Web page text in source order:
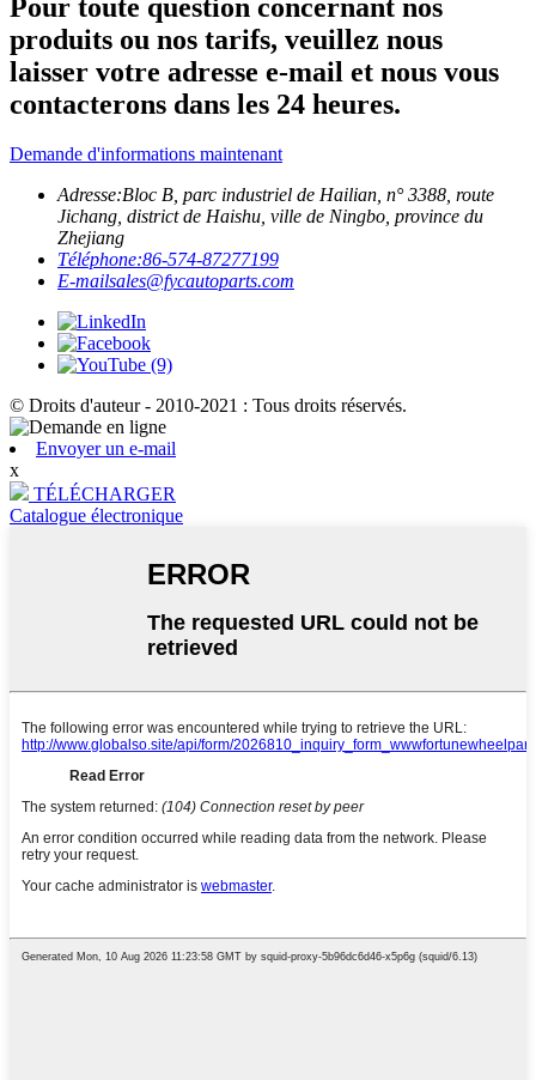
Pour toute question concernant nos
produits ou nos tarifs, veuillez nous
laisser votre adresse e-mail et nous vous
contacterons dans les 24 heures.
Demande d'informations maintenant
Adresse:Bloc B, parc industriel de Hailian, n° 3388, route
Jichang, district de Haishu, ville de Ningbo, province du
Zhejiang
Téléphone:86-574-87277199
E-mailsales@fycautoparts.com
© Droits d'auteur - 2010-2021 : Tous droits réservés.
Envoyer un e-mail
x
TÉLÉCHARGER
Catalogue électronique